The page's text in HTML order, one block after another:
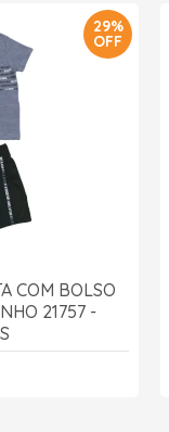
29%
OFF
COM BOLSO
21757 -